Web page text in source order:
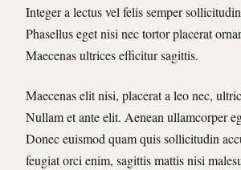
Integer a lectus vel felis semper
Phasellus eget nisi nec tortor placerat
Maecenas ultrices efficitur sagittis.
Maecenas elit nisi, placerat a leo nec,
Nullam et ante elit. Aenean ullamcorper
Donec euismod quam quis sollicitudin
feugiat orci enim, sagittis mattis nisi